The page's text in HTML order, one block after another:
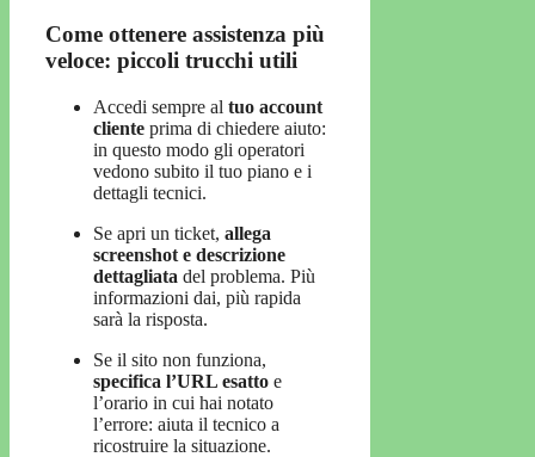
Come ottenere assistenza più
veloce: piccoli trucchi utili
Accedi sempre al tuo account
cliente prima di chiedere aiuto:
in questo modo gli operatori
vedono subito il tuo piano e i
dettagli tecnici.
Se apri un ticket, allega
screenshot e descrizione
dettagliata del problema. Più
informazioni dai, più rapida
sarà la risposta.
Se il sito non funziona,
specifica l’URL esatto e
l’orario in cui hai notato
l’errore: aiuta il tecnico a
ricostruire la situazione.